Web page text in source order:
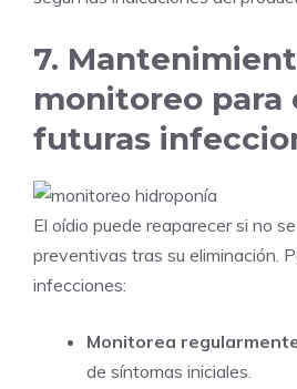
7.
monitoreo para
futuras
El oídio puede reaparecer si no
preventivas tras su eliminación.
infecciones:
Monitorea
de síntomas iniciales.